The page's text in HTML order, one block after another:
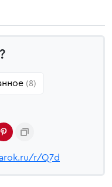
(8)
r/Q7d